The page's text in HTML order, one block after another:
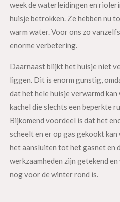
week de waterleidingen en
huisje betrokken. Ze hebben nu
warm water. Voor ons zo
enorme verbetering.
Daarnaast blijkt het huisje niet
liggen. Dit is enorm gunstig,
dat het hele huisje verwarmd
kachel die slechts een beperkte
Bijkomend voordeel is dat het
scheelt en er op gas gekookt
het aansluiten tot het gasnet en
werkzaamheden zijn getekend
nog voor de winter rond is.